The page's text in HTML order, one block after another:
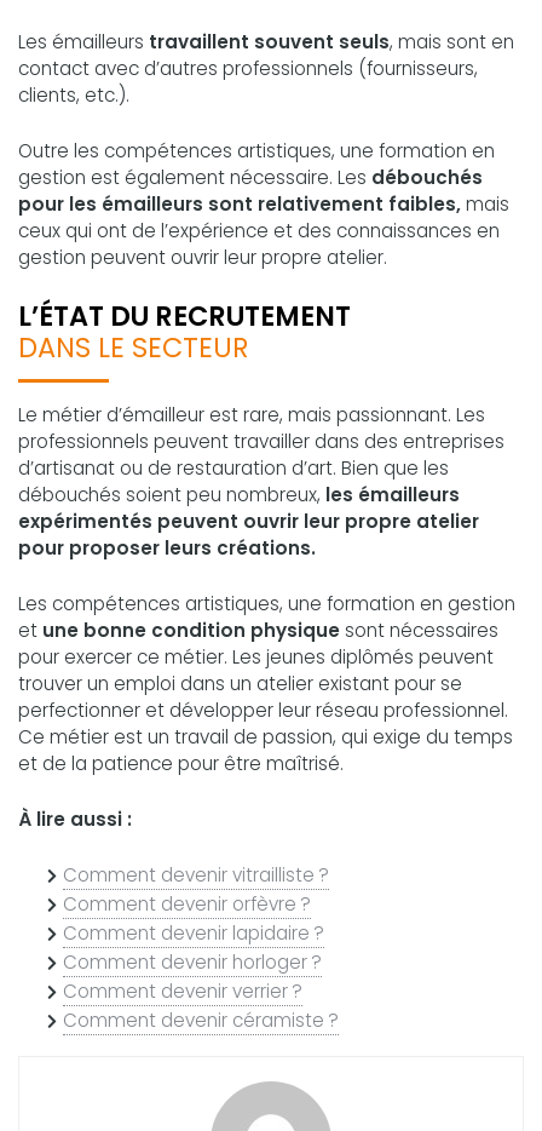
Les émailleurs travaillent souvent seuls, mais sont en
contact avec d’autres professionnels (fournisseurs,
clients, etc.).
Outre les compétences artistiques, une formation en
gestion est également nécessaire. Les débouchés
pour les émailleurs sont relativement faibles,mais
ceux qui ont de l’expérience et des connaissances en
gestion peuvent ouvrir leur propre atelier.
L’ÉTAT DU RECRUTEMENT
DANS LE SECTEUR
Le métier d’émailleur est rare, mais passionnant. Les
professionnels peuvent travailler dans des entreprises
d’artisanat ou de restauration d’art. Bien que les
débouchés soient peu nombreux, les émailleurs
expérimentés peuvent ouvrir leur propre atelier
pour proposer leurs créations.
Les compétences artistiques, une formation en gestion
et une bonne condition physiquesont nécessaires
pour exercer ce métier. Les jeunes diplômés peuvent
trouver un emploi dans un atelier existant pour se
perfectionner et développer leur réseau professionnel.
Ce métier est un travail de passion, qui exige du temps
et de la patience pour être maîtrisé.
À lire aussi :
Comment devenir vitrailliste ?
Comment devenir orfèvre ?
Comment devenir lapidaire ?
Comment devenir horloger ?
Comment devenir verrier ?
Comment devenir céramiste ?